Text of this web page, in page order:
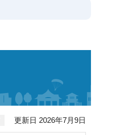
更新日 2026年7月9日